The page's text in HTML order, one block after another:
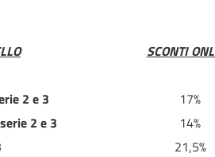
SCONTI
2 e 3
17%
2 e 3
14%
21,5%